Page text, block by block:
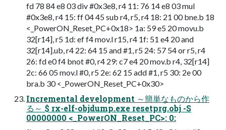
fd 78 84 e8 03 div #0x3e8, r4 11: 76 14 e8 03 mul
#0x3e8, r4 15: ff 04 45 sub r4, r5, r4 18: 21 00 bne.b 18
<_PowerON_Reset_PC+0x18> 1a: 59 e5 20 movu.b
32[r14], r5 1d: ef f4 mov.l r15, r4 1f: 51 e4 20 and
32[r14].ub, r4 22: 64 15 and #1, r5 24: 57 54 or r5, r4
26: fd e0 f4 bnot #0, r4 29: c7 e4 20 mov.b r4, 32[r14]
2c: 66 05 mov.l #0, r5 2e: 62 15 add #1, r5 30: 2e 00
bra.b 30 <_PowerON_Reset_PC+0x30>
Incremental development ～簡単なものから作
る～ $ rx-elf-objdump.exe resetprg.obj -S
00000000 <_PowerON_Reset_PC>: 0: